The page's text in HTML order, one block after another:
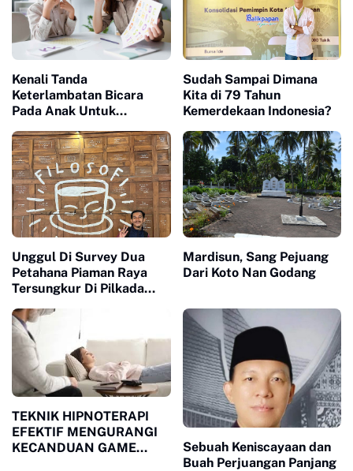
Kenali Tanda
Keterlambatan Bicara
Pada Anak Untuk
Sudah Sampai Dimana
Kita di 79 Tahun
Kemerdekaan Indonesia?
Unggul Di Survey Dua
Petahana Piaman Raya
Tersungkur Di Pilkada
Mardisun, Sang Pejuang
Dari Koto Nan Godang
TEKNIK HIPNOTERAPI
EFEKTIF MENGURANGI
KECANDUAN GAME
Sebuah Keniscayaan dan
Buah Perjuangan Panjang